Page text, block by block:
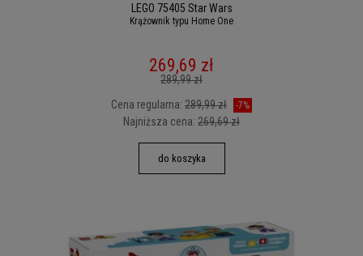
LEGO 75405 Star Wars
Krążownik typu Home One
269,69 zł
289,99 zł
Cena regularna: 289,99 zł -7%
Najniższa cena: 269,69 zł
do koszyka